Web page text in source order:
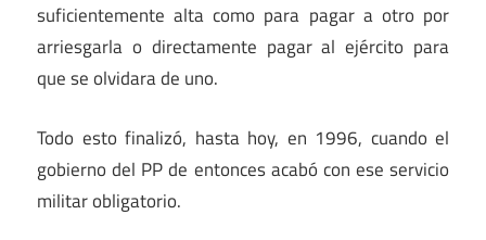
suficientemente alta como para pagar a otro por
arriesgarla o directamente pagar al ejército para
que se olvidara de uno.
Todo esto finalizó, hasta hoy, en 1996, cuando el
gobierno del PP de entonces acabó con ese servicio
militar obligatorio.